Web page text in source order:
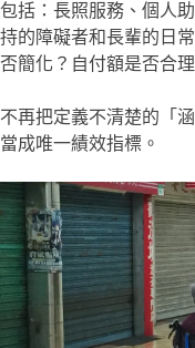
包括：長照服務、個人
持的障礙者和長輩的日
否簡化？自付額是否合理
不再把定義不清楚的「
當成唯一績效指標。